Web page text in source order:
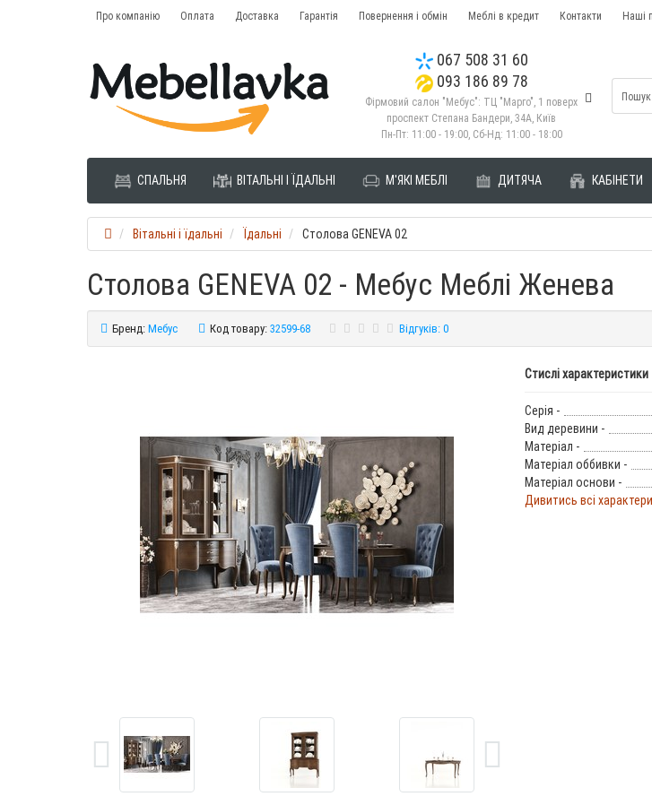
Про компанію Оплата Доставка Гарантія Повернення і обмін Меблі в кредит Контакти Наші
067 508 31 60
093 186 89 78
Фірмовий салон "Мебус": ТЦ "Марго", 1 поверх
проспект Степана Бандери, 34А, Київ
Пн-Пт: 11:00 - 19:00, Сб-Нд: 11:00 - 18:00
СПАЛЬНЯ ВІТАЛЬНІ І ЇДАЛЬНІ М'ЯКІ МЕБЛІ ДИТЯЧА КАБІНЕТИ
Вітальні і їдальні Їдальні Столова GENEVA 02
Столова GENEVA 02 - Мебус Меблі Женева
Бренд:Мебус Код товару:32599-68 Відгуків: 0
Стислі характеристики
Серія -
Вид деревини -
Матеріал -
Матеріал оббивки -
Матеріал основи -
Дивитись всі